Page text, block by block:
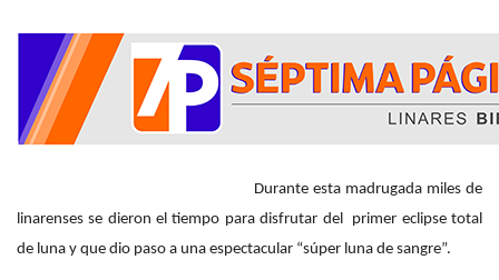
Durante esta madrugada miles de
linarenses se dieron el tiempo para disfrutar del primer eclipse total
de luna y que dio paso a una espectacular “súper luna de sangre”.